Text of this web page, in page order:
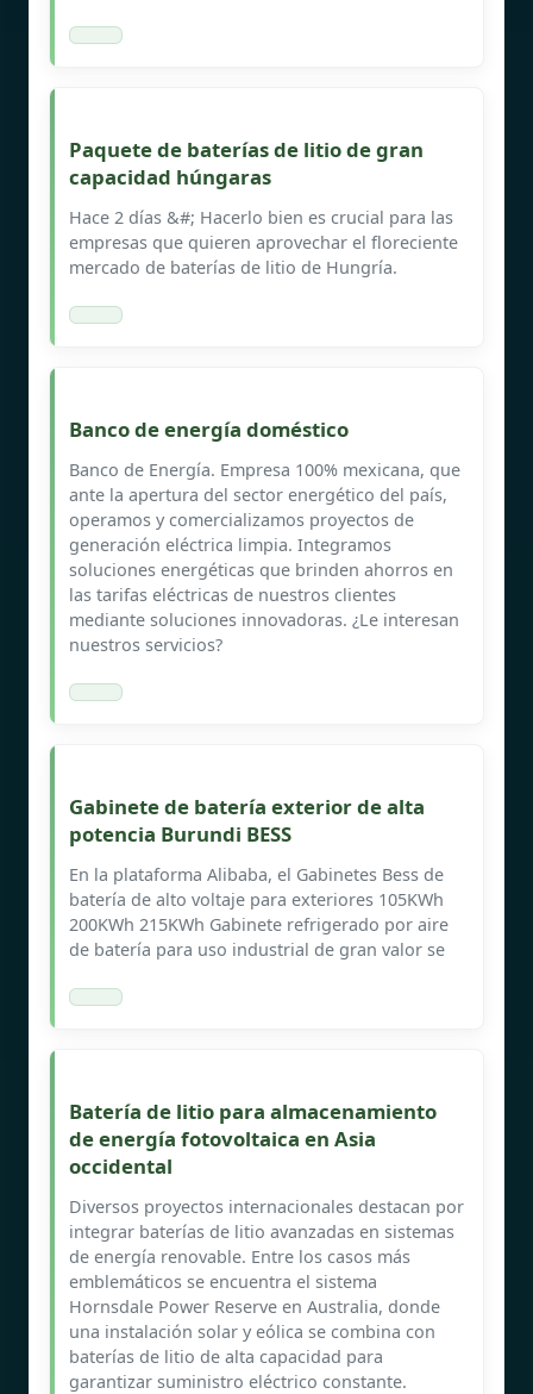
Paquete de baterías de litio de gran
capacidad húngaras
Hace 2 días &#; Hacerlo bien es crucial para las
empresas que quieren aprovechar el floreciente
mercado de baterías de litio de Hungría.
Banco de energía doméstico
Banco de Energía. Empresa 100% mexicana, que
ante la apertura del sector energético del país,
operamos y comercializamos proyectos de
generación eléctrica limpia. Integramos
soluciones energéticas que brinden ahorros en
las tarifas eléctricas de nuestros clientes
mediante soluciones innovadoras. ¿Le interesan
nuestros servicios?
Gabinete de batería exterior de alta
potencia Burundi BESS
En la plataforma Alibaba, el Gabinetes Bess de
batería de alto voltaje para exteriores 105KWh
200KWh 215KWh Gabinete refrigerado por aire
de batería para uso industrial de gran valor se
Batería de litio para almacenamiento
de energía fotovoltaica en Asia
occidental
Diversos proyectos internacionales destacan por
integrar baterías de litio avanzadas en sistemas
de energía renovable. Entre los casos más
emblemáticos se encuentra el sistema
Hornsdale Power Reserve en Australia, donde
una instalación solar y eólica se combina con
baterías de litio de alta capacidad para
garantizar suministro eléctrico constante.